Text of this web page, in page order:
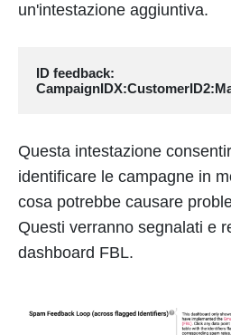
un'intestazione aggiuntiva.
ID feedback:
Questa intestazione
identificare le campagne in
cosa potrebbe causare
Questi verranno segnalati e
dashboard FBL.